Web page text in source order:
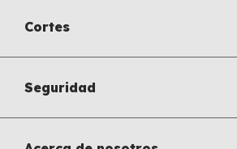
Cortes
Seguridad